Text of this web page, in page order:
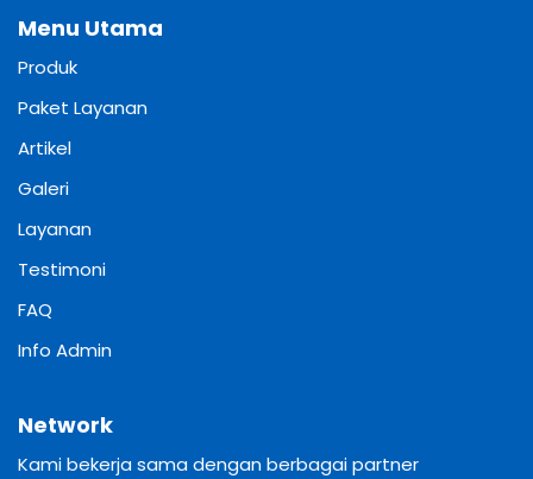
Menu Utama
Produk
Paket Layanan
Artikel
Galeri
Layanan
Testimoni
FAQ
Info Admin
Network
Kami bekerja sama dengan berbagai partner